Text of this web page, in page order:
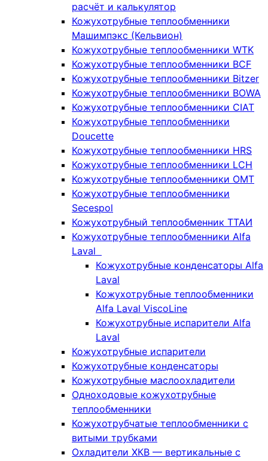
расчёт и калькулятор
Кожухотрубные теплообменники
Машимпэкс (Кельвион)
Кожухотрубные теплообменники WTK
Кожухотрубные теплообменники BCF
Кожухотрубные теплообменники Bitzer
Кожухотрубные теплообменники BOWA
Кожухотрубные теплообменники CIAT
Кожухотрубные теплообменники
Doucette
Кожухотрубные теплообменники HRS
Кожухотрубные теплообменники LCH
Кожухотрубные теплообменники OMT
Кожухотрубные теплообменники
Secespol
Кожухотрубный теплообменник ТТАИ
Кожухотрубные теплообменники Alfa
Laval
Кожухотрубные конденсаторы Alfa
Laval
Кожухотрубные теплообменники
Alfa Laval ViscoLine
Кожухотрубные испарители Alfa
Laval
Кожухотрубные испарители
Кожухотрубные конденсаторы
Кожухотрубные маслоохладители
Одноходовые кожухотрубные
теплообменники
Кожухотрубчатые теплообменники с
витыми трубками
Охладители ХКВ — вертикальные с